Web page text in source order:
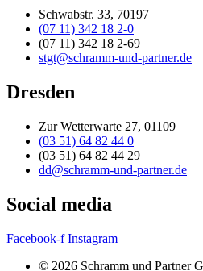
Schwabstr. 33, 70197
(07 11) 342 18 2-0
(07 11) 342 18 2-69
stgt@schramm-und-partner.de
Dresden
Zur Wetterwarte 27, 01109
(03 51) 64 82 44 0
(03 51) 64 82 44 29
dd@schramm-und-partner.de
Social media
Facebook-f Instagram
© 2026 Schramm und Partner